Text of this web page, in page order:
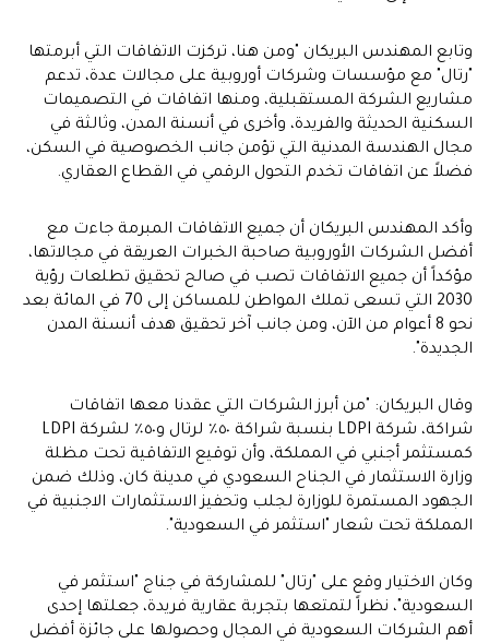
وتابع المهندس البريكان "ومن هنا، تركزت الاتفاقات التي أبرمتها
"رتال" مع مؤسسات وشركات أوروبية على مجالات عدة، تدعم
مشاريع الشركة المستقبلية، ومنها اتفاقات في التصميمات
السكنية الحديثة والفريدة، وأخرى في أنسنة المدن، وثالثة في
مجال الهندسة المدنية التي تؤمن جانب الخصوصية في السكن،
فضلاً عن اتفاقات تخدم التحول الرقمي في القطاع العقاري.
وأكد المهندس البريكان أن جميع الاتفاقات المبرمة جاءت مع
أفضل الشركات الأوروبية صاحبة الخبرات العريقة في مجالاتها،
مؤكداً أن جميع الاتفاقات تصب في صالح تحقيق تطلعات رؤية
2030 التي تسعى تملك المواطن للمساكن إلى 70 في المائة بعد
نحو 8 أعوام من الآن، ومن جانب آخر تحقيق هدف أنسنة المدن
الجديدة".
وقال البريكان: "من أبرز الشركات التي عقدنا معها اتفاقات
شراكة، شركة LDPI بنسبة شراكة ٥٠٪؜ لرتال و٥٠٪؜ لشركة LDPI
كمستثمر أجنبي في المملكة، وأن توقيع الاتفاقية تحت مظلة
وزارة الاستثمار في الجناح السعودي في مدينة كان، وذلك ضمن
الجهود المستمرة للوزارة لجلب وتحفيز الاستثمارات الاجنبية في
المملكة تحت شعار "استثمر في السعودية".
وكان الاختيار وقع على "رتال" للمشاركة في جناج "استثمر في
السعودية"، نظراً لتمتعها بتجربة عقارية فريدة، جعلتها إحدى
أهم الشركات السعودية في المجال وحصولها على جائزة أفضل